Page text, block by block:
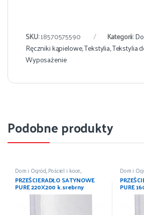
SKU:18570575590 Kategorii:
Ręczniki kąpielowe,Tekstylia,Tekstylia
Wyposażenie
Podobne produkty
Dom i Ogród, Pościel i koce,
Prześcieradła,Wyposażenie
PRZEŚCIERADŁO SATYNOWE
PURE 220X200 k.srebrny
DETEXPOL
Dom i
PURE